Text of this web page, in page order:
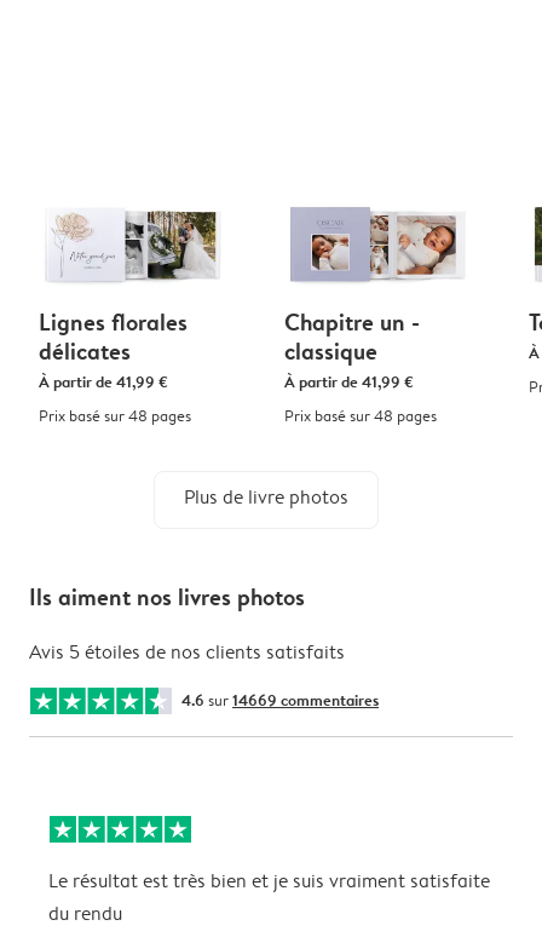
Lignes florales
délicates
À partir de41,99 €
Prix basé sur 48 pages
Chapitre un -
classique
À partir de41,99 €
Prix basé sur 48 pages
Plus de livre photos
Ils aiment nos livres photos
Avis 5 étoiles de nos clients satisfaits
4.6 sur14669 commentaires
Le résultat est très bien et je suis vraiment satisfaite
du rendu